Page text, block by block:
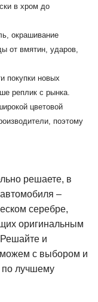
в хром до
окрашивание
от вмятин, ударов,
покупки новых
реплик с рынка.
цветовой
поэтому
решаете, в
–
серебре,
оригинальным
и
с выбором и
по лучшему